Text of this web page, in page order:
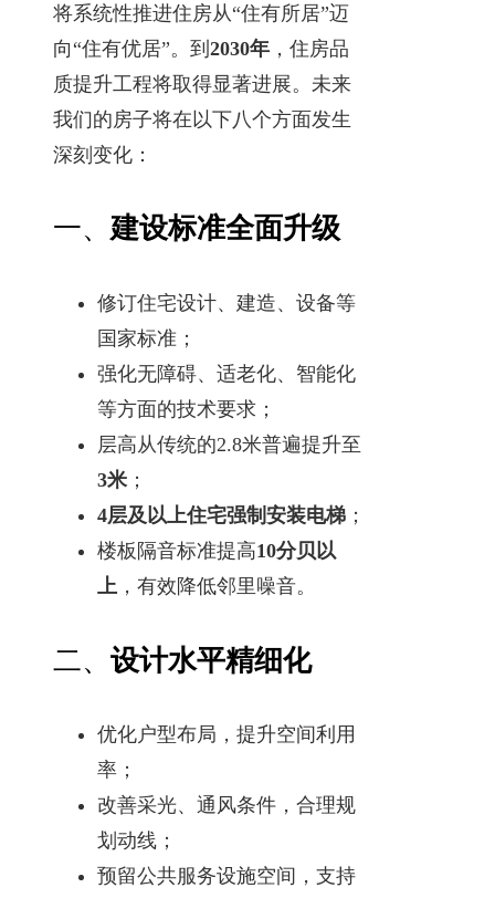
将系统性推进住房从“住有所居”迈
向“住有优居”。到 2030年 ，住房品
质提升工程将取得显著进展。未来
我们的房子将在以下八个方面发生
深刻变化：
一、 建设标准全面升级
修订住宅设计、建造、设备等
国家标准；
强化无障碍、适老化、智能化
等方面的技术要求；
层高从传统的2.8米普遍提升至
3米；
4层及以上住宅强制安装电梯 ；
楼板隔音标准提高10分贝以
上 ，有效降低邻里噪音。
二、 设计水平精细化
优化户型布局，提升空间利用
率；
改善采光、通风条件，合理规
划动线；
预留公共服务设施空间，支持